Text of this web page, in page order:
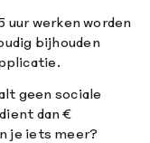
uur werken worden
bijhouden
geen sociale
dan €
je iets meer?